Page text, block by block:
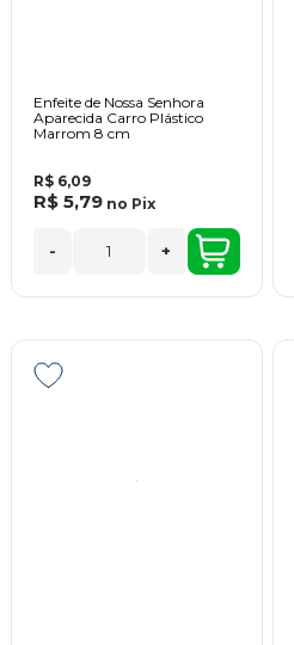
Enfeite de Nossa Senhora
Aparecida Carro Plástico
Marrom 8 cm
R$ 6,09
R$ 5,79 no Pix
- +